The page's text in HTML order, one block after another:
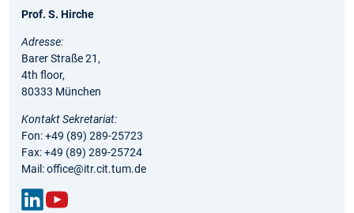
Prof. S. Hirche
Adresse:
Barer Straße 21,
4th floor,
80333 München
Kontakt Sekretariat:
Fon: +49 (89) 289-25723
Fax: +49 (89) 289-25724
Mail: office@itr.cit.tum.de